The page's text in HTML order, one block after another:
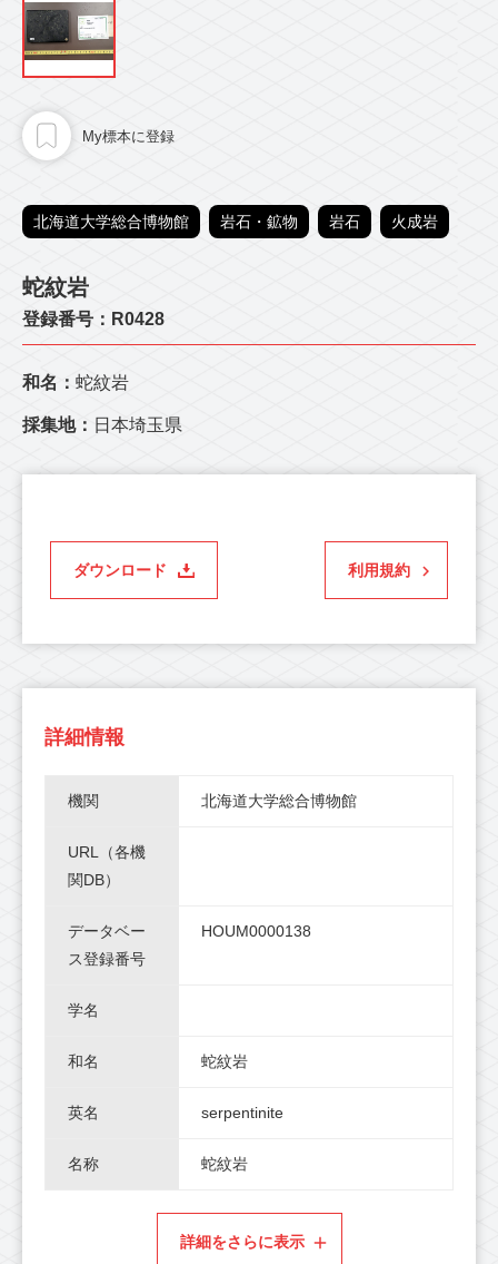
My標本に登録
北海道大学総合博物館 岩石・鉱物 岩石 火成岩
蛇紋岩
登録番号：R0428
和名： 蛇紋岩
採集地： 日本埼玉県
ダウンロード 利用規約
詳細情報
機関 北海道大学総合博物館
URL（各機
関DB）
データベー
ス登録番号
HOUM0000138
学名
和名 蛇紋岩
英名 serpentinite
名称 蛇紋岩
詳細をさらに表示